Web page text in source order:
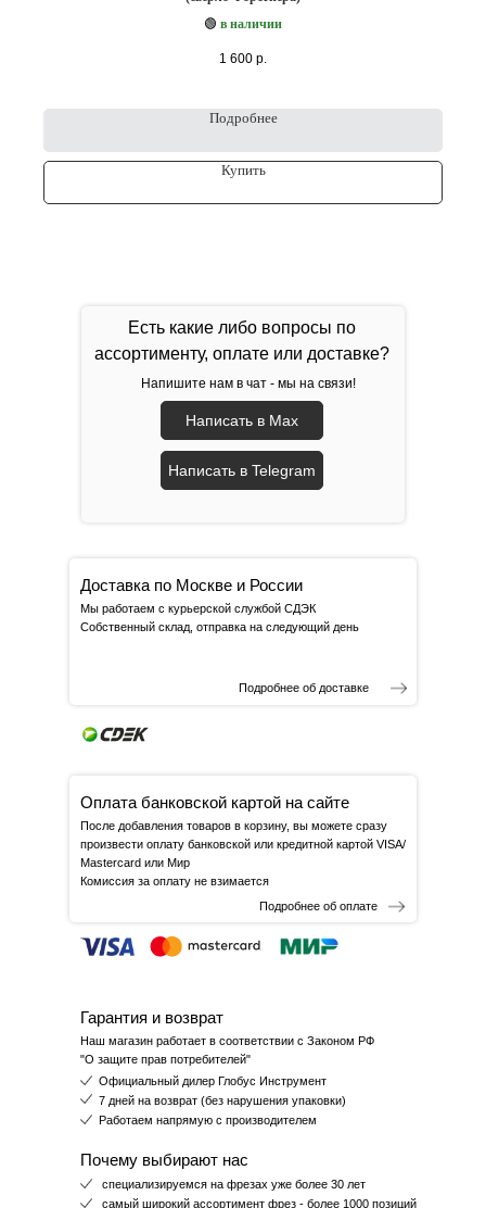
🟢 в наличии
1 600 р.
Подробнее
Купить
Есть какие либо вопросы по
ассортименту, оплате или доставке?
Напишите нам в чат - мы на связи!
Написать в Max
Написать в Telegram
Доставка по Москве и России
Мы работаем с курьерской службой СДЭК
Собственный склад, отправка на следующий день
Подробнее об доставке
Оплата банковской картой на сайте
После добавления товаров в корзину, вы можете сразу
произвести оплату банковской или кредитной картой VISA/
Mastercard или Мир
Комиссия за оплату не взимается
Подробнее об оплате
Гарантия и возврат
Наш магазин работает в соответствии с Законом РФ
"О защите прав потребителей"
Почему выбирают нас
специализируемся на фрезах уже более 30 лет
самый широкий ассортимент фрез - более 1000 позиций
Официальный дилер Глобус Инструмент
7 дней на возврат (без нарушения упаковки)
Работаем напрямую с производителем